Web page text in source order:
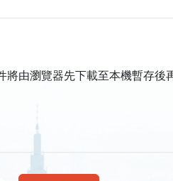
由瀏覽器先下載至本機暫存後